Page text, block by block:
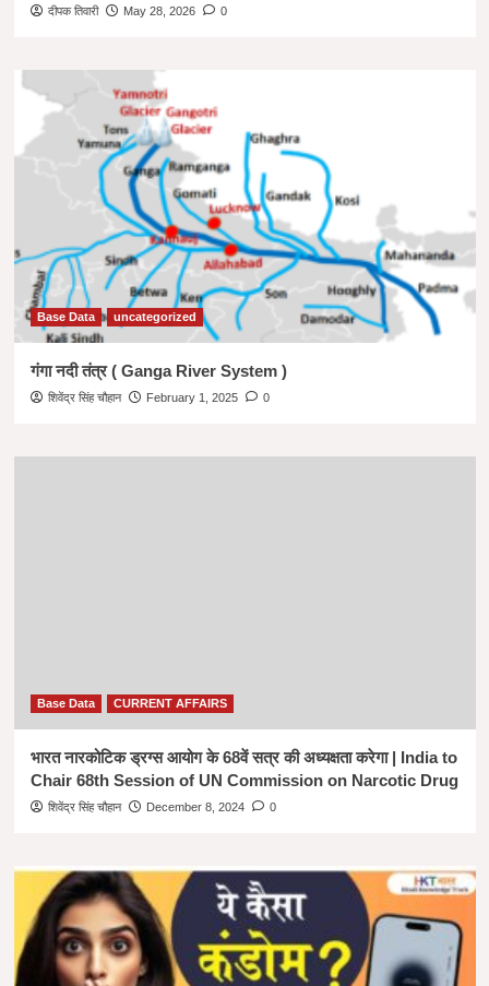
दीपक तिवारी May 28, 2026 0
Base Data uncategorized
गंगा नदी तंत्र ( Ganga River System )
शिवेंद्र सिंह चौहान February 1, 2025 0
Base Data CURRENT AFFAIRS
भारत नारकोटिक ड्रग्स आयोग के 68वें सत्र की अध्यक्षता करेगा | India to
Chair 68th Session of UN Commission on Narcotic Drug
शिवेंद्र सिंह चौहान December 8, 2024 0